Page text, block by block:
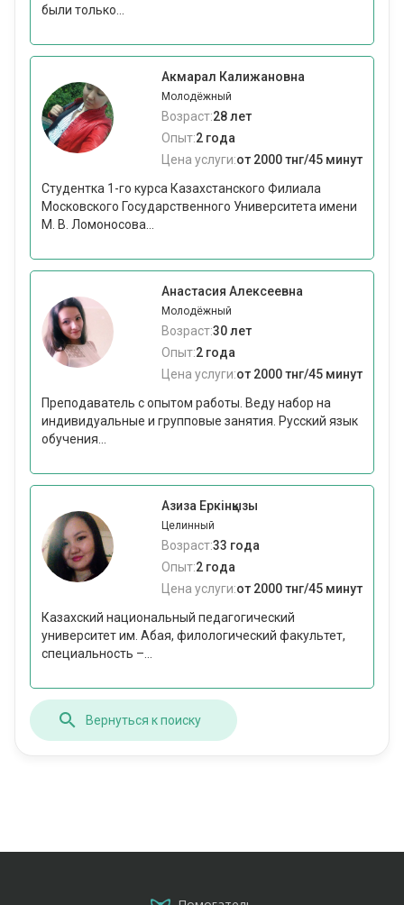
были только...
Акмарал Калижановна
Молодёжный
Возраст:28 лет
Опыт:2 года
Цена услуги:от 2000 тнг/45 минут
Студентка 1-го курса Казахстанского Филиала
Московского Государственного Университета имени
М. В. Ломоносова...
Анастасия Алексеевна
Молодёжный
Возраст:30 лет
Опыт:2 года
Цена услуги:от 2000 тнг/45 минут
Преподаватель с опытом работы. Веду набор на
индивидуальные и групповые занятия. Русский язык
обучения...
Азиза Еркінқызы
Целинный
Возраст:33 года
Опыт:2 года
Цена услуги:от 2000 тнг/45 минут
Казахский национальный педагогический
университет им. Абая, филологический факультет,
специальность –...
Вернуться к поиску